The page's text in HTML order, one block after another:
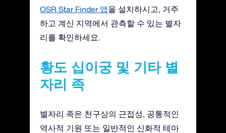
OSR Star Finder 앱을 설치하시고, 거주
하고 계신 지역에서 관측할 수 있는 별자
리를 확인하세요.
황도 십이궁 및 기타 별
자리 족
별자리 족은 천구상의 근접성, 공통적인
역사적 기원 또는 일반적인 신화적 테마